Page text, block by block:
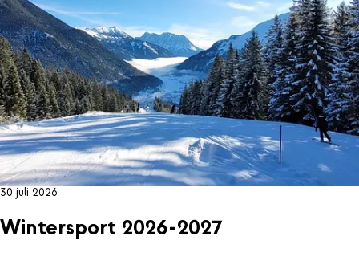
30 juli 2026
Wintersport 2026-2027